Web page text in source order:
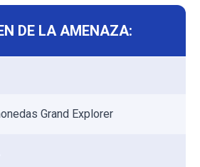
DE LA AMENAZA:
Grand Explorer